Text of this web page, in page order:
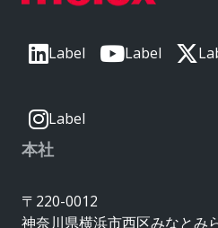
Label Label
Label
本社
〒220-0012
神奈川県横浜市西区みなとみ